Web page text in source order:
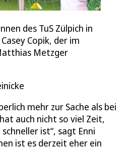
des TuS Zülpich in
Copik, der im
Metzger
mehr zur Sache als bei
auch nicht so viel Zeit,
ist“, sagt Enni
ist es derzeit eher ein